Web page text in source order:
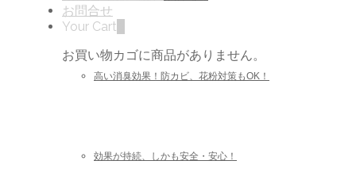
高い消臭効果！防カビ、花粉対策もOK！
効果が持続、しかも安全・安心！
お問合せ
Your Cart
お買い物カゴに商品がありません。